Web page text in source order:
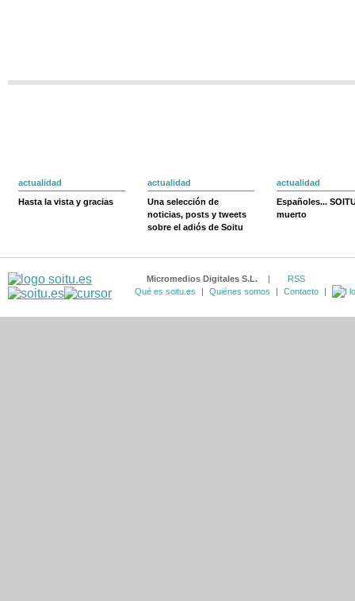
actualidad
Hasta la vista y gracias
actualidad
Una selección de
noticias, posts y tweets
sobre el adiós de Soitu
actualidad
Españoles...
muerto
Micromedios Digitales S.L. |
RSS
Qué es soitu.es
| Quiénes somos | Contacto |